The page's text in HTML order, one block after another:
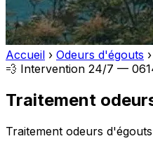
Accueil › Odeurs d'égouts ›
💨 Intervention 24/7 —
Traitement
Traitement odeurs